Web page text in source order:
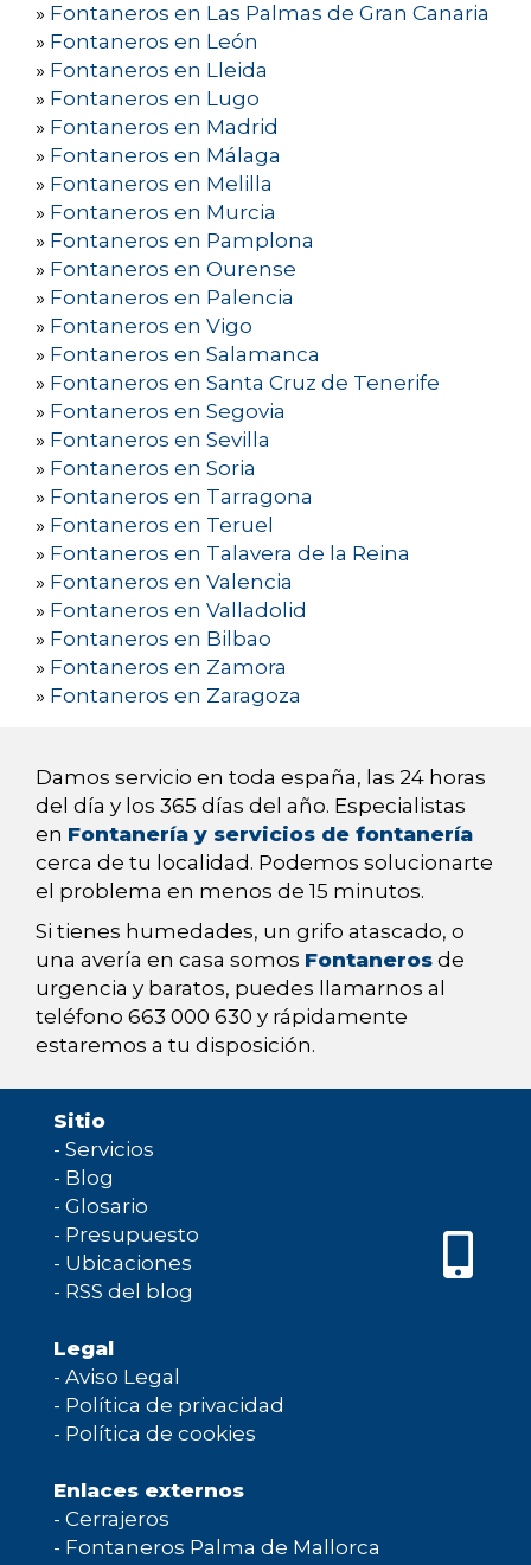
» Fontaneros en Las Palmas de Gran Canaria
» Fontaneros en León
» Fontaneros en Lleida
» Fontaneros en Lugo
» Fontaneros en Madrid
» Fontaneros en Málaga
» Fontaneros en Melilla
» Fontaneros en Murcia
» Fontaneros en Pamplona
» Fontaneros en Ourense
» Fontaneros en Palencia
» Fontaneros en Vigo
» Fontaneros en Salamanca
» Fontaneros en Santa Cruz de Tenerife
» Fontaneros en Segovia
» Fontaneros en Sevilla
» Fontaneros en Soria
» Fontaneros en Tarragona
» Fontaneros en Teruel
» Fontaneros en Talavera de la Reina
» Fontaneros en Valencia
» Fontaneros en Valladolid
» Fontaneros en Bilbao
» Fontaneros en Zamora
» Fontaneros en Zaragoza
Damos servicio en toda españa, las 24 horas
del día y los 365 días del año. Especialistas
en Fontanería y servicios de fontanería
cerca de tu localidad. Podemos solucionarte
el problema en menos de 15 minutos.
Si tienes humedades, un grifo atascado, o
una avería en casa somos Fontaneros de
urgencia y baratos, puedes llamarnos al
teléfono 663 000 630 y rápidamente
estaremos a tu disposición.
Sitio
- Servicios
- Blog
- Glosario
- Presupuesto
- Ubicaciones
- RSS del blog
Legal
- Aviso Legal
- Política de privacidad
- Política de cookies
Enlaces externos
- Cerrajeros
- Fontaneros Palma de Mallorca